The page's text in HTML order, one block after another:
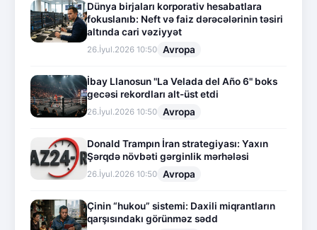
Dünya birjaları korporativ hesabatlara
fokuslanıb: Neft və faiz dərəcələrinin təsiri
altında cari vəziyyət
26.İyul.2026 10:50 Avropa
İbay Llanosun "La Velada del Año 6" boks
gecəsi rekordları alt-üst etdi
26.İyul.2026 10:50 Avropa
Donald Trampın İran strategiyası: Yaxın
Şərqdə növbəti gərginlik mərhələsi
26.İyul.2026 10:50 Avropa
Çinin “hukou” sistemi: Daxili miqrantların
qarşısındakı görünməz sədd